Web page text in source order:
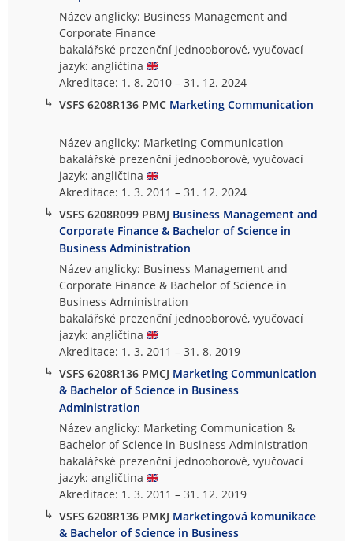
Název anglicky: Business Management and
Corporate Finance
bakalářské prezenční jednooborové, vyučovací
jazyk: angličtina
Akreditace: 1. 8. 2010 – 31. 12. 2024
↳ VSFS 6208R136 PMC Marketing Communication
Název anglicky: Marketing Communication
bakalářské prezenční jednooborové, vyučovací
jazyk: angličtina
Akreditace: 1. 3. 2011 – 31. 12. 2024
↳ VSFS 6208R099 PBMJ Business Management and
Corporate Finance & Bachelor of Science in
Business Administration
Název anglicky: Business Management and
Corporate Finance & Bachelor of Science in
Business Administration
bakalářské prezenční jednooborové, vyučovací
jazyk: angličtina
Akreditace: 1. 3. 2011 – 31. 8. 2019
↳ VSFS 6208R136 PMCJ Marketing Communication
& Bachelor of Science in Business
Administration
Název anglicky: Marketing Communication &
Bachelor of Science in Business Administration
bakalářské prezenční jednooborové, vyučovací
jazyk: angličtina
Akreditace: 1. 3. 2011 – 31. 12. 2019
↳ VSFS 6208R136 PMKJ Marketingová komunikace
& Bachelor of Science in Business